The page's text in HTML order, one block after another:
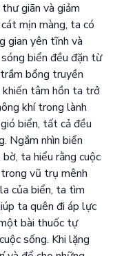
giãn và giảm
mịn màng, ta có
gian yên tĩnh và
biển đều đặn từ
bổng truyền
khiến tâm hồn ta trở
khí trong lành
biển, tất cả đều
Ngắm nhìn biển
ta hiểu rằng cuộc
vũ trụ mênh
của biển, ta tìm
ta quên đi áp lực
bài thuốc tự
sống. Khi lặng